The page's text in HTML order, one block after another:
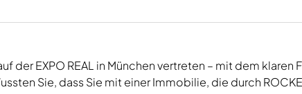
der EXPO REAL in München vertreten – mit dem klaren
Sie, dass Sie mit einer Immobilie, die durch